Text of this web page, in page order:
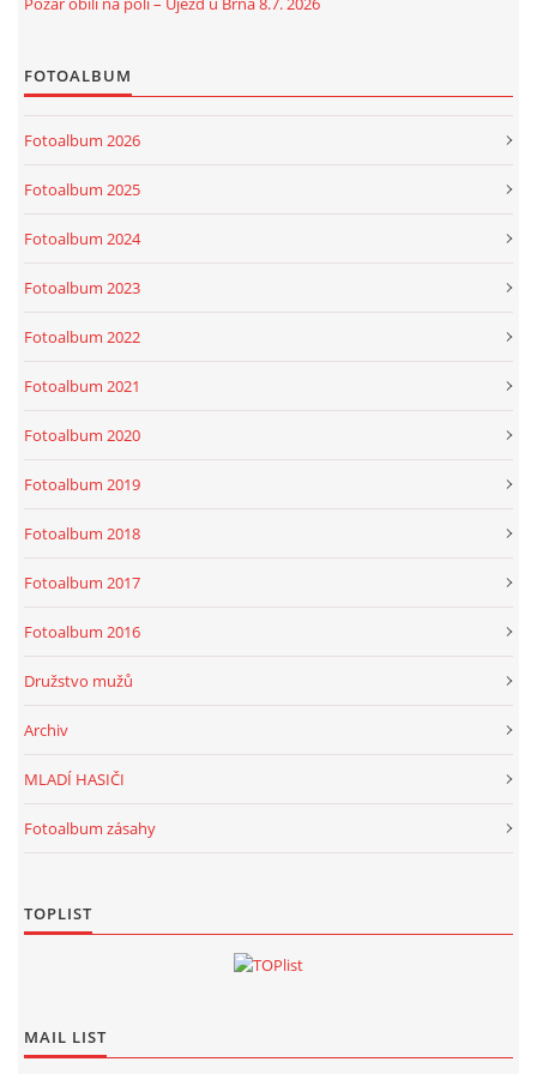
FOTOALBUM
Fotoalbum 2026
Fotoalbum 2025
Fotoalbum 2024
Fotoalbum 2023
Fotoalbum 2022
Fotoalbum 2021
Fotoalbum 2020
Fotoalbum 2019
Fotoalbum 2018
Fotoalbum 2017
Fotoalbum 2016
Družstvo mužů
Archiv
MLADÍ HASIČI
Fotoalbum zásahy
TOPLIST
MAIL LIST